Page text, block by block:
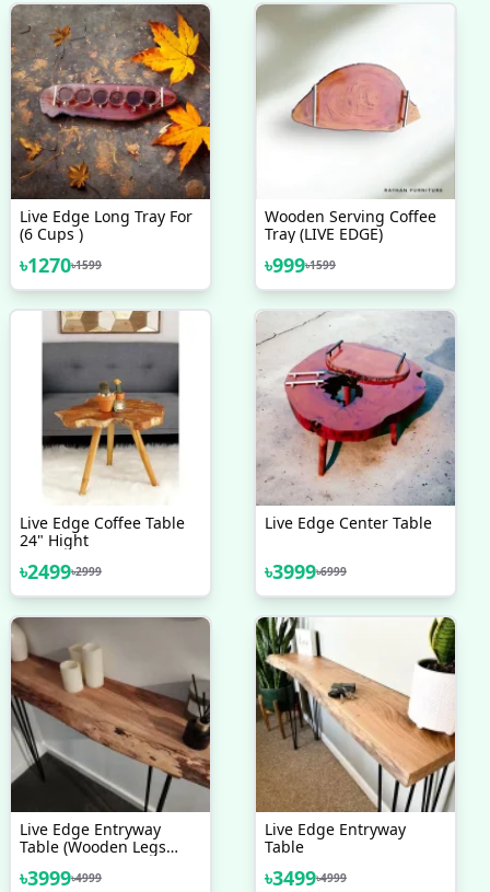
Live Edge Long Tray For
(6 Cups )
৳1270৳1599
Wooden Serving Coffee
Tray (LIVE EDGE)
৳999৳1599
Live Edge Coffee Table
24" Hight
৳2499৳2999
Live Edge Center Table
৳3999৳6999
Live Edge Entryway
Table (Wooden Legs
৳3999৳4999
Live Edge Entryway
Table
৳3499৳4999